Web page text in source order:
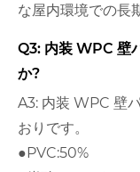
な屋内環境での長
Q3: 内装 WPC 壁
か?
A3: 内装 WPC 壁
おりです。
●PVC:50%